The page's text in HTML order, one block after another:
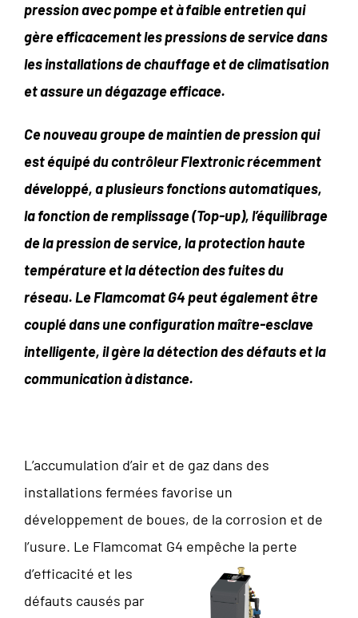
pression avec pompe et à faible entretien qui
gère efficacement les pressions de service dans
les installations de chauffage et de climatisation
et assure un dégazage efficace.
Ce nouveau groupe de maintien de pression qui
est équipé du contrôleur Flextronic récemment
développé, a plusieurs fonctions automatiques,
la fonction de remplissage (Top-up), l’équilibrage
de la pression de service, la protection haute
température et la détection des fuites du
réseau. Le Flamcomat G4 peut également être
couplé dans une configuration maître-esclave
intelligente, il gère la détection des défauts et la
communication à distance.
L’accumulation d’air et de gaz dans des
installations fermées favorise un
développement de boues, de la corrosion et de
l’usure. Le Flamcomat G4 empêche la perte
d’efficacité et les
défauts causés par